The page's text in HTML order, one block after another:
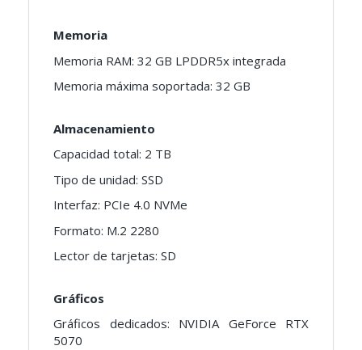
Memoria
Memoria RAM: 32 GB LPDDR5x integrada
Memoria máxima soportada: 32 GB
Almacenamiento
Capacidad total: 2 TB
Tipo de unidad: SSD
Interfaz: PCIe 4.0 NVMe
Formato: M.2 2280
Lector de tarjetas: SD
Gráficos
Gráficos dedicados: NVIDIA GeForce RTX
5070